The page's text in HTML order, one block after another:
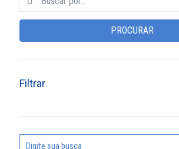
PROCURAR
Filtrar